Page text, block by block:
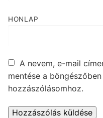
HONLAP
A nevem, e-mail
mentése a
hozzászólásomhoz.